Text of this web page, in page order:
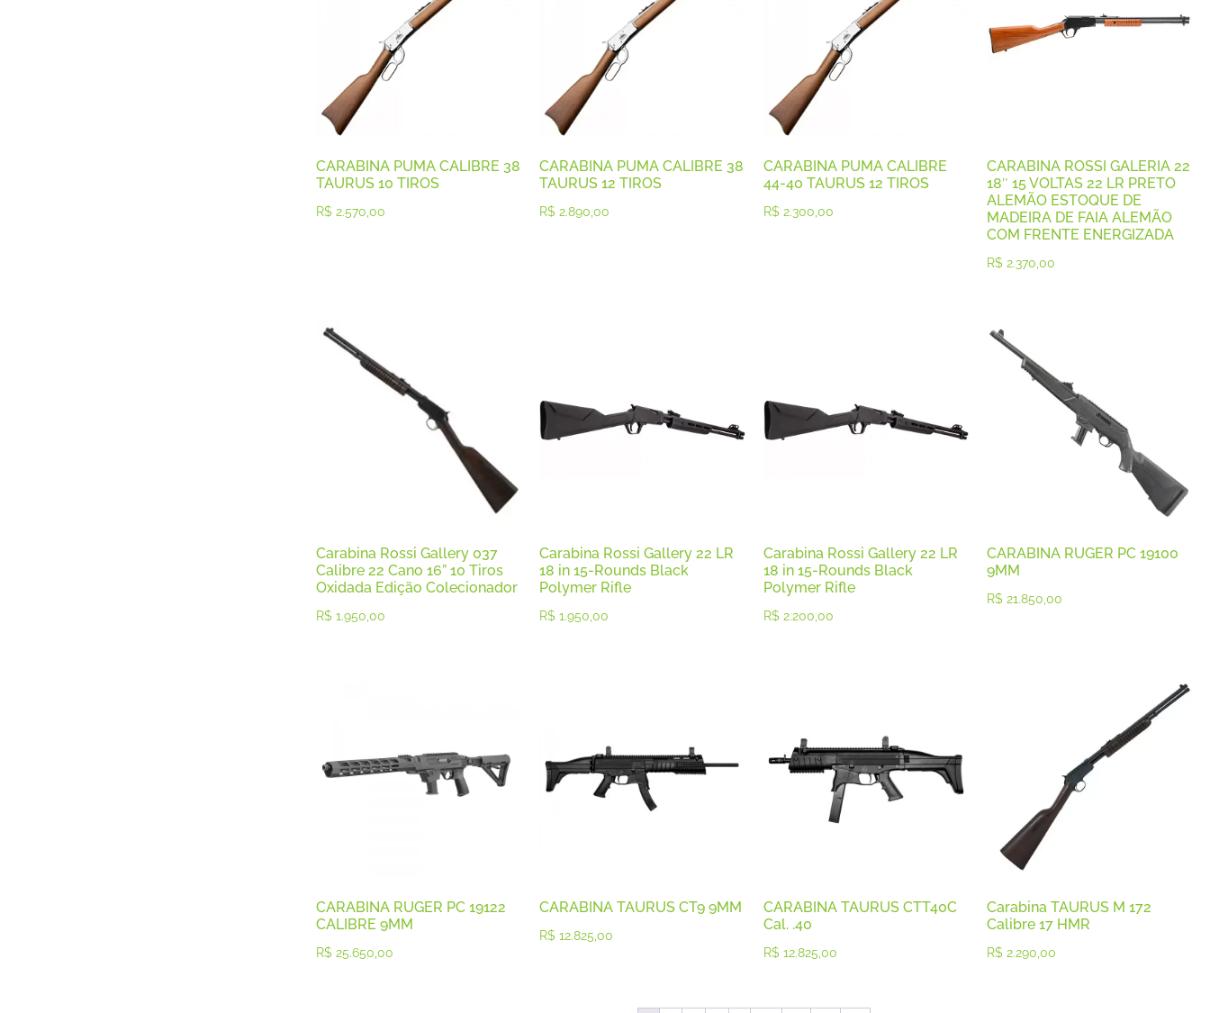
CARABINA PUMA CALIBRE 38
TAURUS 10 TIROS
R$ 2.570,00
CARABINA PUMA CALIBRE 38
TAURUS 12 TIROS
R$ 2.890,00
CARABINA PUMA CALIBRE
44-40 TAURUS 12 TIROS
R$ 2.300,00
CARABINA ROSSI GALERIA 22
18″ 15 VOLTAS 22 LR PRETO
ALEMÃO ESTOQUE DE
MADEIRA DE FAIA ALEMÃO
COM FRENTE ENERGIZADA
R$ 2.370,00
Carabina Rossi Gallery 037
Calibre 22 Cano 16” 10 Tiros
Oxidada Edição Colecionador
R$ 1.950,00
Carabina Rossi Gallery 22 LR
18 in 15-Rounds Black
Polymer Rifle
R$ 1.950,00
Carabina Rossi Gallery 22 LR
18 in 15-Rounds Black
Polymer Rifle
R$ 2.200,00
CARABINA RUGER PC 19100
9MM
R$ 21.850,00
CARABINA RUGER PC 19122
CALIBRE 9MM
R$ 25.650,00
CARABINA TAURUS CT9 9MM
R$ 12.825,00
CARABINA TAURUS CTT40C
Cal. .40
R$ 12.825,00
Carabina TAURUS M 172
Calibre 17 HMR
R$ 2.290,00